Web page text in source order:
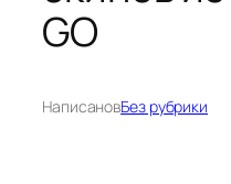
GO
НаписановБез рубрики